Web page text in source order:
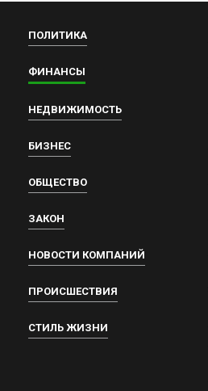
ПОЛИТИКА
ФИНАНСЫ
НЕДВИЖИМОСТЬ
БИЗНЕС
ОБЩЕСТВО
ЗАКОН
НОВОСТИ КОМПАНИЙ
ПРОИСШЕСТВИЯ
СТИЛЬ ЖИЗНИ